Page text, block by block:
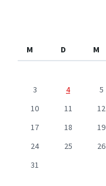
M
D M
3
4 5
10
11 12
17
18 19
24
25 26
31